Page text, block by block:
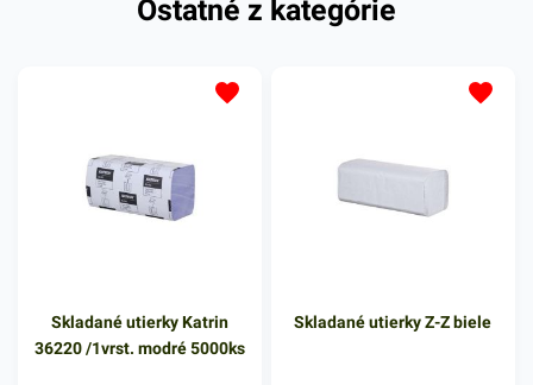
Ostatné z kategórie
Skladané utierky Katrin
36220 /1vrst. modré 5000ks
Skladané utierky Z-Z biele